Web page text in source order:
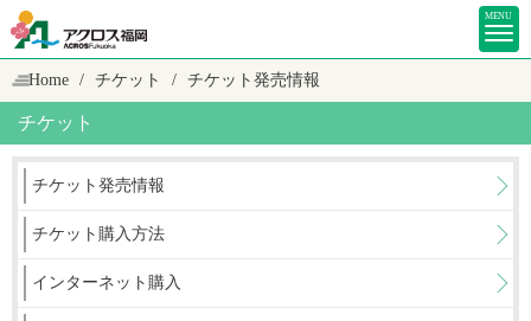
MENU
Home チケット チケット発売情報
チケット
チケット発売情報
チケット購入方法
インターネット購入